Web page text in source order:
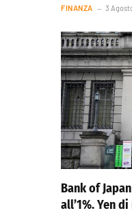
FINANZA 3
Bank of
all’1%. Yen